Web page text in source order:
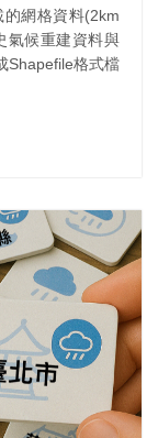
網格資料(2km
氣候重建資料與
Shapefile格式檔